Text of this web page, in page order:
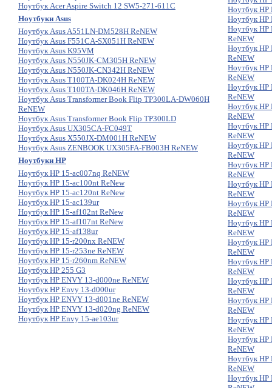
Ноутбук Acer Aspire Switch 12 SW5-271-611C
Ноутбуки Asus
Ноутбук Asus A551LN-DM528H ReNEW
Ноутбук Asus F551CA-SX051H ReNEW
Ноутбук Asus K95VM
Ноутбук Asus N550JK-CM305H ReNEW
Ноутбук Asus N550JK-CN342H ReNEW
Ноутбук Asus T100TA-DK024H ReNEW
Ноутбук Asus T100TA-DK046H ReNEW
Ноутбук Asus Transformer Book Flip TP300LA-DW060H
ReNEW
Ноутбук Asus Transformer Book Flip TP300LD
Ноутбук Asus UX305CA-FC049T
Ноутбук Asus X550JX-DM001H ReNEW
Ноутбук Asus ZENBOOK UX305FA-FB003H ReNEW
Ноутбуки HP
Ноутбук HP 15-ac007nq ReNEW
Ноутбук HP 15-ac100nt ReNew
Ноутбук HP 15-ac120nt ReNew
Ноутбук HP 15-ac139ur
Ноутбук HP 15-af102nt ReNew
Ноутбук HP 15-af107nt ReNew
Ноутбук HP 15-af138ur
Ноутбук HP 15-r200nx ReNEW
Ноутбук HP 15-r253ne ReNEW
Ноутбук HP 15-r260nm ReNEW
Ноутбук HP 255 G3
Ноутбук HP ENVY 13-d000ne ReNEW
Ноутбук HP Envy 13-d000ur
Ноутбук HP ENVY 13-d001ne ReNEW
Ноутбук HP ENVY 13-d020ng ReNEW
Ноутбук HP Envy 15-ae103ur
Ноутбук HP
Ноутбук HP
Ноутбук HP
ReNEW
Ноутбук HP
ReNEW
Ноутбук HP
ReNEW
Ноутбук HP
ReNEW
Ноутбук HP
ReNEW
Ноутбук HP
ReNEW
Ноутбук HP
ReNEW
Ноутбук HP
ReNEW
Ноутбук HP
ReNEW
Ноутбук HP
ReNEW
Ноутбук HP
ReNEW
Ноутбук HP
ReNEW
Ноутбук HP
ReNEW
Ноутбук HP
ReNEW
Ноутбук HP
ReNEW
Ноутбук HP
ReNEW
Ноутбук HP
ReNEW
Ноутбук HP
ReNEW
Ноутбук HP